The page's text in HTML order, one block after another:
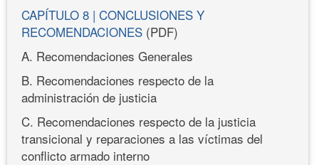
CAPÍTULO 8 | CONCLUSIONES Y
RECOMENDACIONES (PDF)
A. Recomendaciones Generales
B. Recomendaciones respecto de la
administración de justicia
C. Recomendaciones respecto de la justicia
transicional y reparaciones a las víctimas del
conflicto armado interno